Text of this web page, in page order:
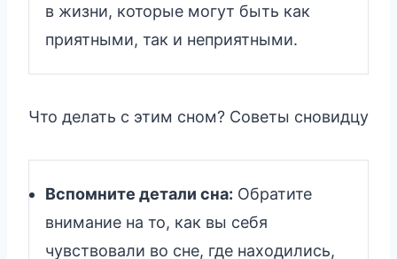
в жизни, которые могут быть как
приятными, так и неприятными.
Что делать с этим сном? Советы сновидцу
Вспомните детали сна: Обратите
внимание на то, как вы себя
чувствовали во сне, где находились,